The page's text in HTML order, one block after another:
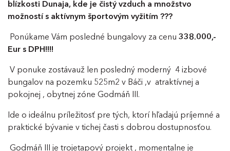
blízkosti Dunaja, kde je čistý vzduch a množstvo
možností s aktívnym športovým vyžitím ???
Ponúkame Vám posledné bungalovy za cenu 338.000,-
Eur s DPH!!!!
V ponuke zostávauž len posledný moderný 4 izbové
bungalov na pozemku 525m2 v Báči ,v atraktívnej a
pokojnej , obytnej zóne Godmáň III.
Ide o ideálnu príležitosť pre tých, ktorí hľadajú príjemné a
praktické bývanie v tichej časti s dobrou dostupnosťou.
Godmáň III je trojetapový projekt , momentalne je